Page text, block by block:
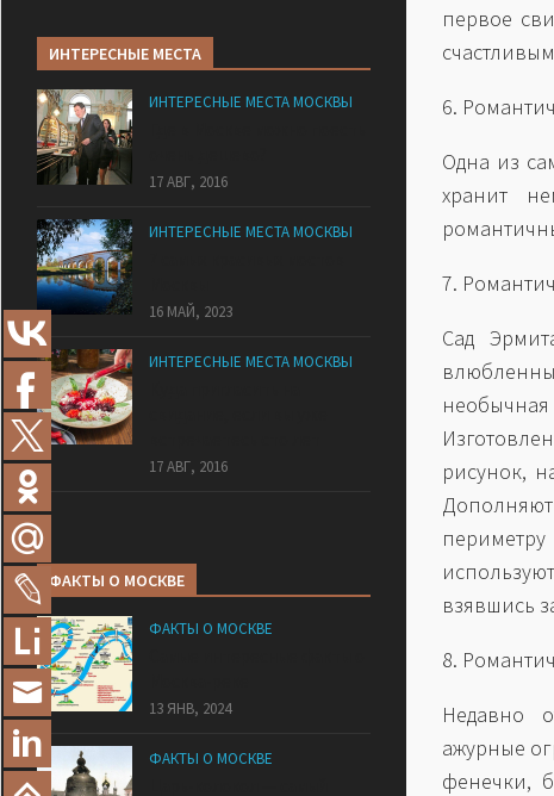
первое
6.
Одна из
хранит
7.
Сад
необычная
рисунок,
взявшись
8.
Недавно
ажурные
фенечки,
ИНТЕРЕСНЫЕ МЕСТА
ИНТЕРЕСНЫЕ МЕСТА МОСКВЫ
17 АВГ, 2016
ИНТЕРЕСНЫЕ МЕСТА МОСКВЫ
16 МАЙ, 2023
ИНТЕРЕСНЫЕ МЕСТА МОСКВЫ
17 АВГ, 2016
ФАКТЫ О МОСКВЕ
ФАКТЫ О МОСКВЕ
13 ЯНВ, 2024
ФАКТЫ О МОСКВЕ